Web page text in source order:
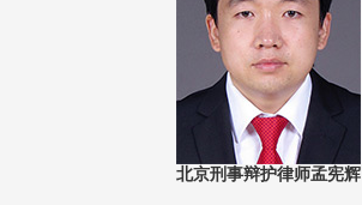
北京刑事辩护律师孟宪辉